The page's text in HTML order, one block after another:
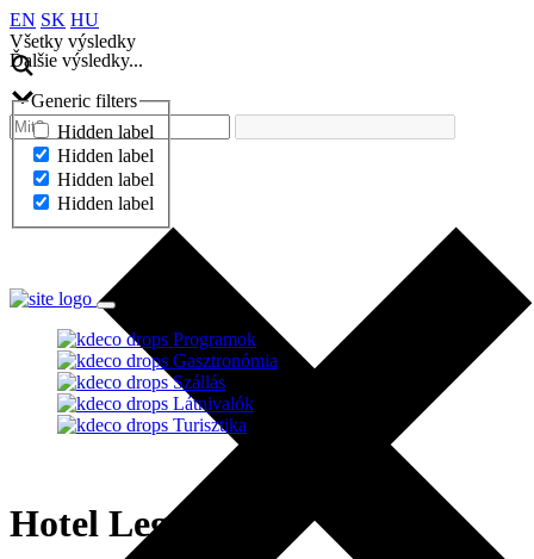
EN SK HU
Všetky výsledky
Ďalšie výsledky...
Generic filters
Hidden label
Hidden label
Hidden label
Hidden label
Ďalšie výsledky...
Programok
Gasztronómia
Szállás
Látnivalók
Turisztika
Hotel Legend